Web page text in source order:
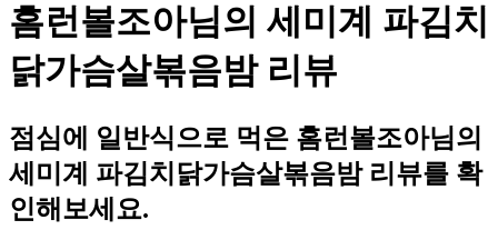
홈런볼조아님의 세미계 파김치
닭가슴살볶음밤 리뷰
점심에 일반식으로 먹은 홈런볼조아님의
세미계 파김치닭가슴살볶음밤 리뷰를 확
인해보세요.